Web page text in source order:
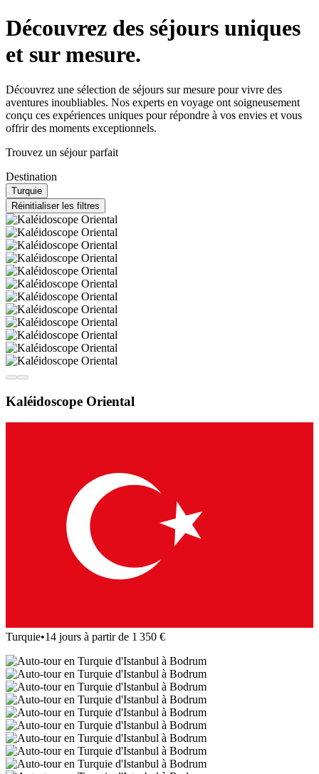
Découvrez des séjours uniques
et sur mesure.
Découvrez une sélection de séjours sur mesure pour vivre des
aventures inoubliables. Nos experts en voyage ont soigneusement
conçu ces expériences uniques pour répondre à vos envies et vous
offrir des moments exceptionnels.
Trouvez un séjour parfait
Destination
Turquie
Réinitialiser les filtres
Kaléidoscope Oriental
Turquie•14 jours à partir de 1 350 €